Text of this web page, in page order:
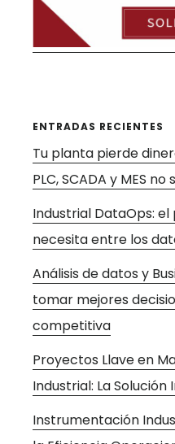
ENTRADAS RECIENTES
Tu planta pierde
PLC, SCADA y MES
Industrial DataOps:
necesita entre los
Análisis de datos y
tomar mejores
competitiva
Proyectos Llave en
Industrial: La Solución
Instrumentación